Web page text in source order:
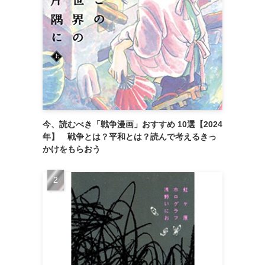
今、読むべき「戦争漫画」おすすめ 10選【2024
年】 戦争とは？平和とは？読んで考えるきっ
かけをもらおう